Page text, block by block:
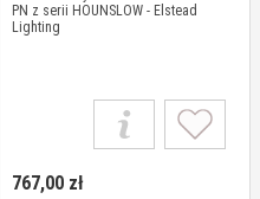
767,00 zł